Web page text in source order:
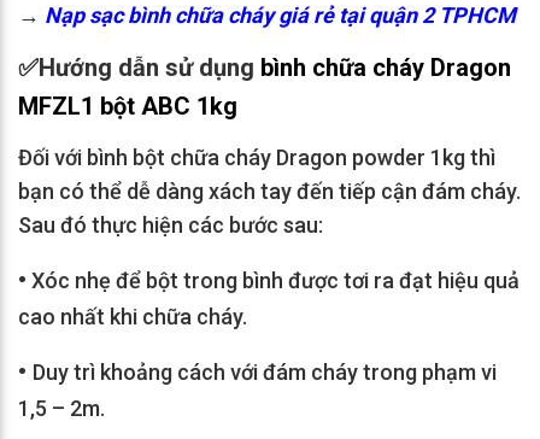
→ Nạp sạc bình chữa cháy giá rẻ tại quận 2 TPHCM
✅Hướng dẫn sử dụng bình chữa cháy Dragon
MFZL1 bột ABC 1kg
Đối với bình bột chữa cháy Dragon powder 1kg thì
bạn có thể dễ dàng xách tay đến tiếp cận đám cháy.
Sau đó thực hiện các bước sau:
• Xóc nhẹ để bột trong bình được tơi ra đạt hiệu quả
cao nhất khi chữa cháy.
• Duy trì khoảng cách với đám cháy trong phạm vi
1,5 – 2m.